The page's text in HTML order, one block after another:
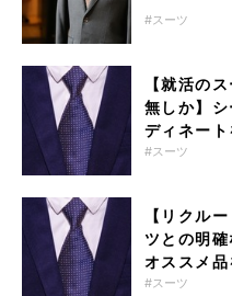
スーツ
【就活の
無しか】
ディネート
スーツ
【リクル
ツとの明
オススメ
スーツ